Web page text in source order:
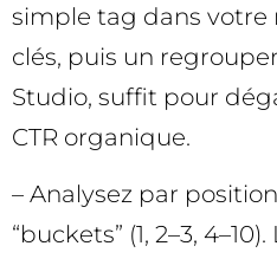
simple tag dans
clés, puis un
Studio, suffit pour
CTR organique.
– Analysez par
“buckets” (1, 2–3,